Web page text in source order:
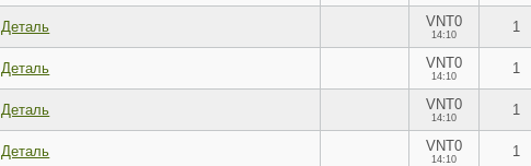
Деталь VNT0
14:10 1
Деталь VNT0
14:10 1
Деталь VNT0
14:10 1
Деталь VNT0
14:10 1